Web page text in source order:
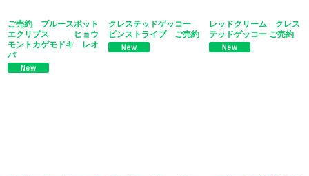
ご売約 ブルースポット
エクリプス ヒョウ
モントカゲモドキ レオ
パ
クレステッドゲッコー
ピンストライプ ご売約
レッドクリーム クレス
テッドゲッコー ご売約